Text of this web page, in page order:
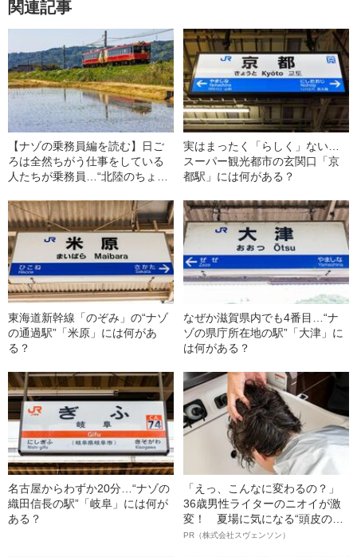
関連記事
【ナゾの乗務員編を読む】日ご
ろは全然ちがう仕事をしている
人たちが乗務員…“北陸のちょっ
ん」を走らせるもの
実はまったく「らしく」ない…
スーパー観光都市の玄関口「京
都駅」には何がある？
東海道新幹線「のぞみ」の“ナゾ
の通過駅”「米原」には何があ
る？
なぜか滋賀県内でも4番目…“ナ
ゾの県庁所在地の駅”「大津」に
は何がある？
名古屋からわずか20分…“ナゾの
織田信長の駅”「岐阜」には何が
ある？
「えっ、こんなに変わるの？」
36歳男性ライターのニオイが激
変！ 夏場に気になる“頭皮のニ
オイ”や“ベタつき”を解消す
PR（株式会社スヴェンソン）